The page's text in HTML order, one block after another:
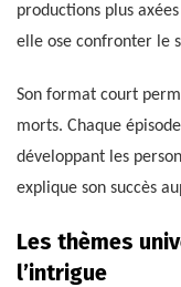
productions plus
elle ose confronter le
Son format court
morts. Chaque
développant les
explique son succès
Les thèmes
l’intrigue